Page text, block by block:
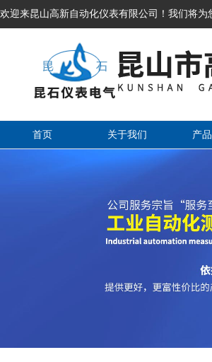
欢迎来昆山高新自动化仪表有限公司！我们将为
首页 关于我们 产